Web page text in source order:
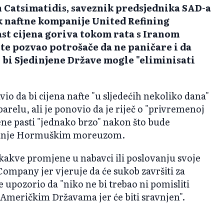
saveznik predsjednika SAD-a
kompanije United Refining
cijena goriva tokom rata s Iranom
pozvao potrošače da ne paničare i da
bi Sjedinjene Države mogle "eliminisati
da bi cijena nafte "u sljedećih nekoliko dana"
ali je ponovio da je riječ o "privremenoj
pasti "jednako brzo" nakon što bude
Hormuškim moreuzom.
promjene u nabavci ili poslovanju svoje
jer vjeruje da će sukob završiti za
upozorio da "niko ne bi trebao ni pomisliti
Državama jer će biti sravnjen".